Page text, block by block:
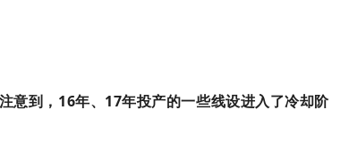
意到，16年、17年投产的一些线设进入了冷却阶